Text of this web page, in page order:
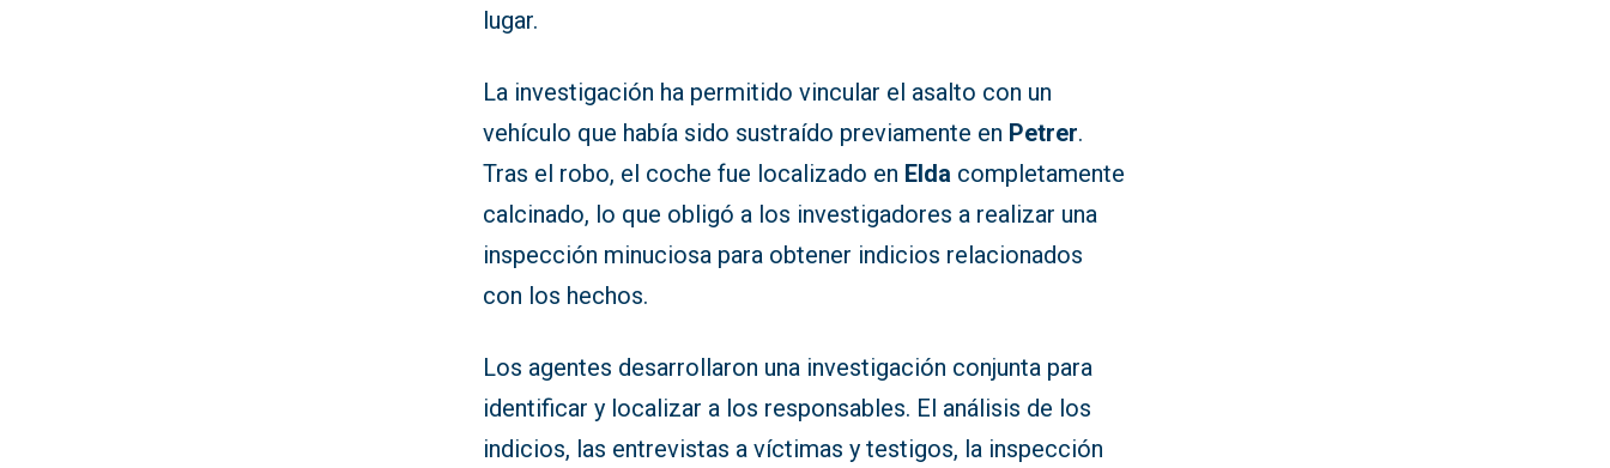
lugar.
La investigación ha permitido vincular el asalto con un
vehículo que había sido sustraído previamente en Petrer.
Tras el robo, el coche fue localizado en Elda completamente
calcinado, lo que obligó a los investigadores a realizar una
inspección minuciosa para obtener indicios relacionados
con los hechos.
Los agentes desarrollaron una investigación conjunta para
identificar y localizar a los responsables. El análisis de los
indicios, las entrevistas a víctimas y testigos, la inspección